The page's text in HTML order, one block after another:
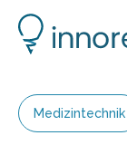
Medizintechnik